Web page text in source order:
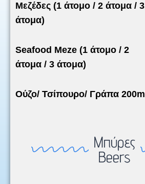
Μεζέδες (1 άτομο / 2 άτομα / 3
άτομα)
Seafood Meze (1 άτομο / 2
άτομα / 3 άτομα)
Ούζο/ Τσίπουρο/ Γράπα 200ml
Μπύρες
Beers